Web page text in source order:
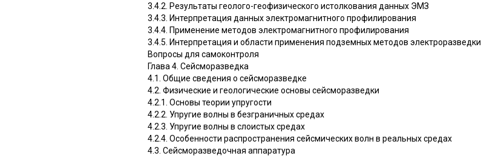
3.4.2. Результаты геолого-геофизического истолкования данных ЭМЗ
3.4.3. Интерпретация данных электромагнитного профилирования
3.4.4. Применение методов электромагнитного профилирования
3.4.5. Интерпретация и области применения подземных методов электроразведки
Вопросы для самоконтроля
Глава 4. Сейсморазведка
4.1. Общие сведения о сейсморазведке
4.2. Физические и геологические основы сейсморазведки
4.2.1. Основы теории упругости
4.2.2. Упругие волны в безграничных средах
4.2.3. Упругие волны в слоистых средах
4.2.4. Особенности распространения сейсмических волн в реальных средах
4.3. Сейсморазведочная аппаратура